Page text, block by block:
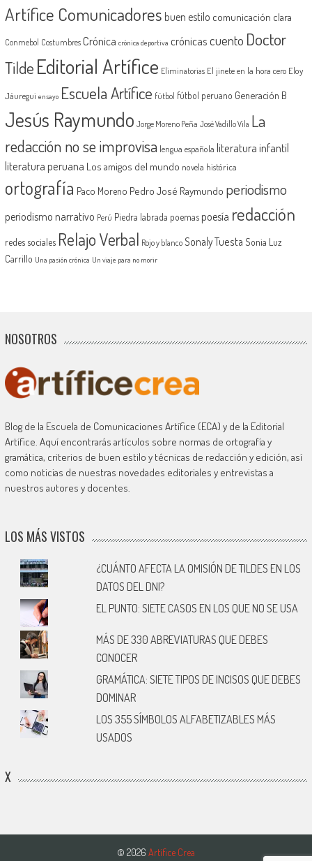
Artífice Comunicadores buen estilo comunicación clara
Conmebol Costumbres Crónica crónica deportiva crónicascuento Doctor
Tilde Editorial Artífice Eliminatorias El jinete en la hora cero Eloy
Jáuregui ensayo Escuela Artífice fútbol fútbol peruano Generación B
Jesús Raymundo Jorge Moreno Peña José Vadillo Vila La
redacción no se improvisa lengua española literatura infantil
literatura peruana Los amigos del mundo novela histórica
ortografía Paco Moreno Pedro José Raymundo periodismo
periodismo narrativo Perú Piedra labrada poemas poesía redacción
redes sociales Relajo Verbal Rojo y blanco Sonaly Tuesta Sonia Luz
Carrillo Una pasión crónica Un viaje para no morir
NOSOTROS
Blog de la Escuela de Comunicaciones Artífice (ECA) y de la Editorial
Artífice. Aquí encontrarás artículos sobre normas de ortografía y
gramática, criterios de buen estilo y técnicas de redacción y edición, así
como noticias de nuestras novedades editoriales y entrevistas a
nuestros autores y docentes.
LOS MÁS VISTOS
¿CUÁNTO AFECTA LA OMISIÓN DE TILDES EN LOS
DATOS DEL DNI?
EL PUNTO: SIETE CASOS EN LOS QUE NO SE USA
MÁS DE 330 ABREVIATURAS QUE DEBES
CONOCER
GRAMÁTICA: SIETE TIPOS DE INCISOS QUE DEBES
DOMINAR
LOS 355 SÍMBOLOS ALFABETIZABLES MÁS
USADOS
X
© 2026 Artífice Crea